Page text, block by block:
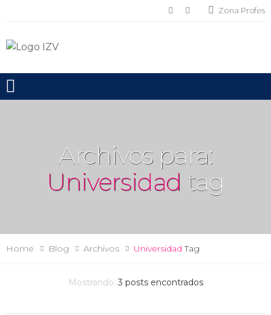
Zona Profes
Toggle mobile menu
Archivos para:
Universidad tag
Home Blog Archivos Universidad Tag
Mostrando: 3 posts encontrados